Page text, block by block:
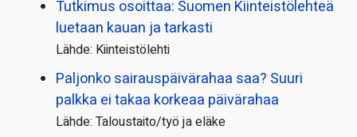
Tutkimus osoittaa: Suomen Kiinteistölehteä
luetaan kauan ja tarkasti
Lähde: Kiinteistölehti
Paljonko sairauspäivä­rahaa saa? Suuri
palkka ei takaa korkeaa päivärahaa
Lähde: Taloustaito/työ ja eläke